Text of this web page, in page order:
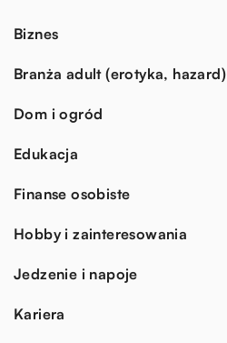
Biznes
Branża adult (erotyka, hazard)
Dom i ogród
Edukacja
Finanse osobiste
Hobby i zainteresowania
Jedzenie i napoje
Kariera